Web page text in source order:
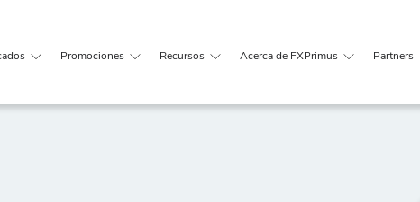
Promociones Recursos Acerca de FXPrimus Partners